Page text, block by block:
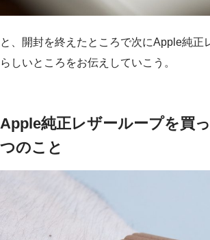
と、開封を終えたところで次にApple純正
らしいところをお伝えしていこう。
Apple純正レザーループを買
つのこと